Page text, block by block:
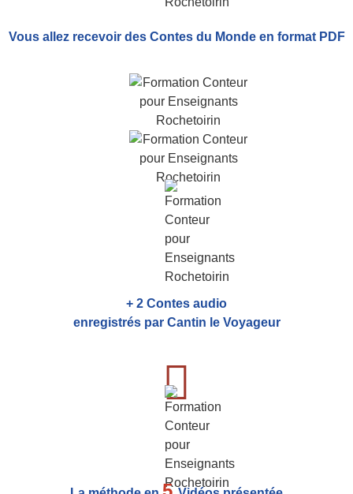
Vous allez recevoir des Contes du Monde en format PDF
+ 2 Contes audio
enregistrés par Cantin le Voyageur